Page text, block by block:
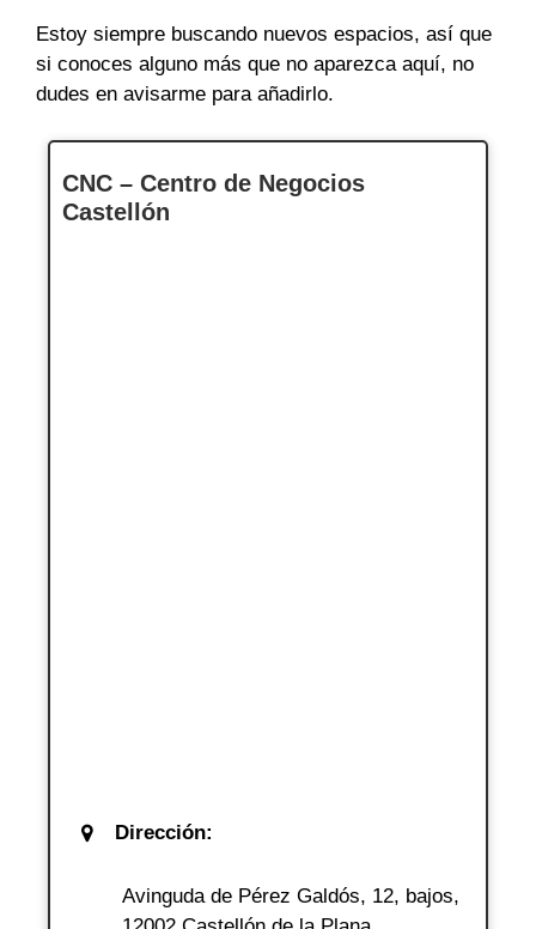
Estoy siempre buscando nuevos espacios, así que
si conoces alguno más que no aparezca aquí, no
dudes en avisarme para añadirlo.
CNC – Centro de Negocios
Castellón
Dirección:
Avinguda de Pérez Galdós, 12, bajos,